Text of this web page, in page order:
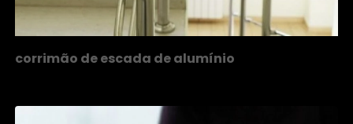
corrimão de escada de alumínio